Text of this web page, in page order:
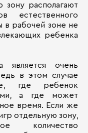
зону располагают
естественного
в рабочей зоне не
ребенка
является очень
в этом случае
где ребенок
а где может
время. Если же
отдельную зону,
количество